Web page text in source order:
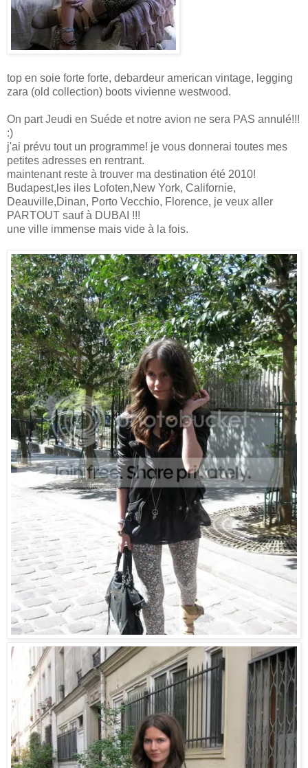
top en soie forte forte, debardeur american vintage, legging
zara (old collection) boots vivienne westwood.
On part Jeudi en Suéde et notre avion ne sera PAS annulé!!!
:)
j'ai prévu tout un programme! je vous donnerai toutes mes
petites adresses en rentrant.
maintenant reste à trouver ma destination été 2010!
Budapest,les iles Lofoten,New York, Californie,
Deauville,Dinan, Porto Vecchio, Florence, je veux aller
PARTOUT sauf à DUBAI !!!
une ville immense mais vide à la fois.